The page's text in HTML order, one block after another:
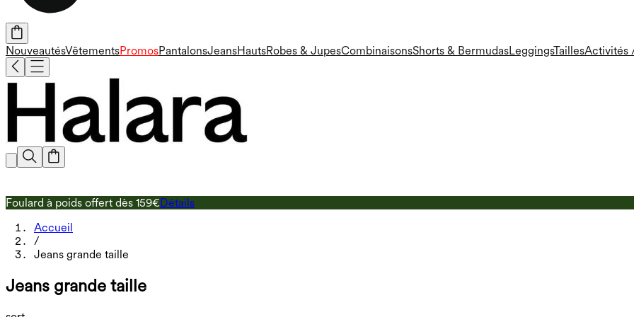
NouveautésVêtementsPromosPantalonsJeansHautsRobes & JupesCombinaisonsShorts & BermudasLeggingsTaillesActivités
Foulard à poids offert dès 159€Détails
Accueil
/
Jeans grande taille
Jeans grande taille